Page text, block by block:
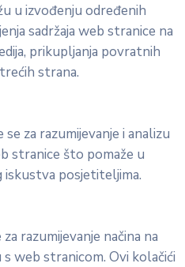
u izvođenju određenih
sadržaja web stranice na
prikupljanja povratnih
strana.
za razumijevanje i analizu
stranice što pomaže u
posjetiteljima.
razumijevanje načina na
web stranicom. Ovi kolačići